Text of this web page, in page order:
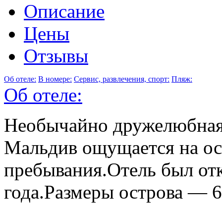
Описание
Цены
Отзывы
Об отеле: В номере: Сервис, развлечения, спорт: Пляж:
Об отеле:
Необычайно
Мальдив ощущается на
пребывания.Отель был
года.Размеры острова —